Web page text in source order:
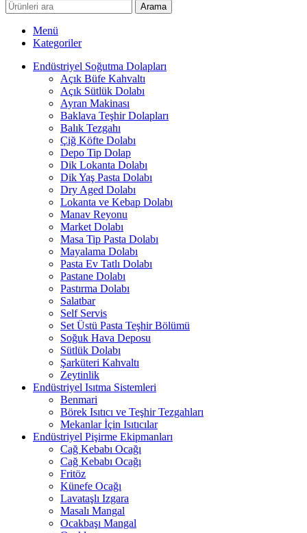
Arama
Menü
Kategoriler
Endüstriyel Soğutma Dolapları
Açık Büfe Kahvaltı
Açık Sütlük Dolabı
Ayran Makinası
Baklava Teşhir Dolapları
Balık Tezgahı
Çiğ Köfte Dolabı
Depo Tip Dolap
Dik Lokanta Dolabı
Dik Yaş Pasta Dolabı
Dry Aged Dolabı
Lokanta ve Kebap Dolabı
Manav Reyonu
Market Dolabı
Masa Tip Pasta Dolabı
Mayalama Dolabı
Pasta Ev Tatlı Dolabı
Pastane Dolabı
Pastırma Dolabı
Salatbar
Self Servis
Set Üstü Pasta Teşhir Bölümü
Soğuk Hava Deposu
Sütlük Dolabı
Şarküteri Kahvaltı
Zeytinlik
Endüstriyel Isıtma Sistemleri
Benmari
Börek Isıtıcı ve Teşhir Tezgahları
Mekanlar İçin Isıtıcılar
Endüstriyel Pişirme Ekipmanları
Cağ Kebabı Ocağı
Cağ Kebabı Ocağı
Fritöz
Künefe Ocağı
Lavataşlı Izgara
Masalı Mangal
Ocakbaşı Mangal